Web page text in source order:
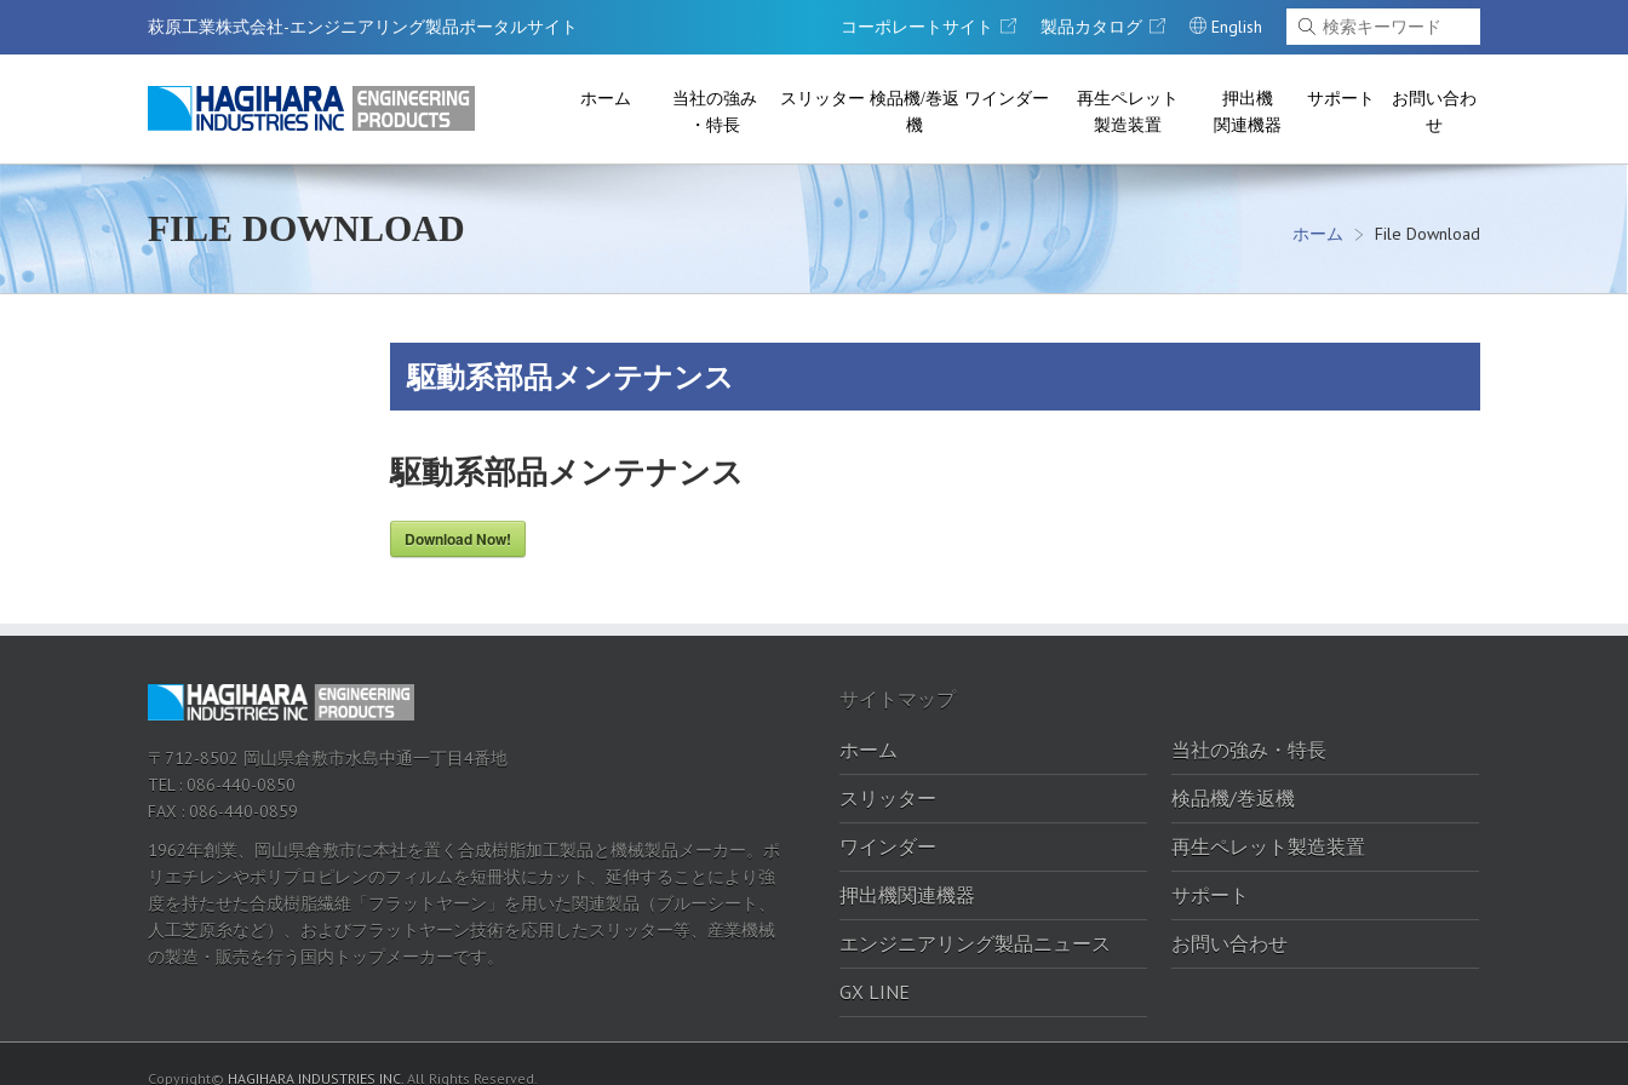
萩原工業株式会社-エンジニアリング製品ポータルサイト コーポレートサイト 製品カタログ English
ホーム
当社の強み
・特長
スリッター 検品機/巻返
機
ワインダー
再生ペレット
製造装置
押出機
関連機器
サポート
お問い合わ
せ
FILE DOWNLOAD ホーム File Download
駆動系部品メンテナンス
駆動系部品メンテナンス
Download Now!
〒712-8502 岡山県倉敷市水島中通一丁目4番地
TEL : 086-440-0850
FAX : 086-440-0859
1962年創業、岡山県倉敷市に本社を置く合成樹脂加工製品と機械製品メーカー。ポ
リエチレンやポリプロピレンのフィルムを短冊状にカット、延伸することにより強
度を持たせた合成樹脂繊維「フラットヤーン」を用いた関連製品（ブルーシート、
人工芝原糸など）、およびフラットヤーン技術を応用したスリッター等、産業機械
の製造・販売を行う国内トップメーカーです。
サイトマップ
ホーム
当社の強み・特長
スリッター
検品機/巻返機
ワインダー
再生ペレット製造装置
押出機関連機器
サポート
エンジニアリング製品ニュース
お問い合わせ
GX LINE
Copyright© HAGIHARA INDUSTRIES INC. All Rights Reserved.